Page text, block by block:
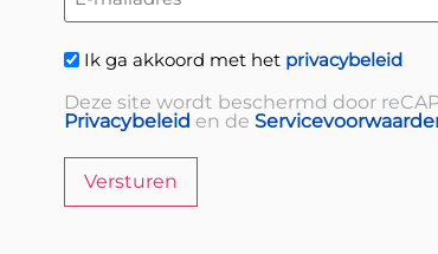
(Vereist)
Privacybeleid
Ik ga akkoord met het privacybeleid
Deze site wordt beschermd door
Privacybeleid en de